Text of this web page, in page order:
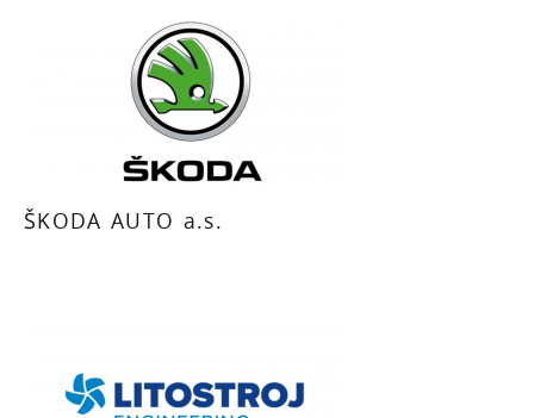
ŠKODA AUTO a.s.